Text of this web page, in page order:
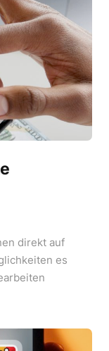
direkt auf
es